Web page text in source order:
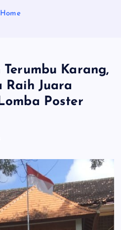
Home
Karang,
Raih Juara
Poster